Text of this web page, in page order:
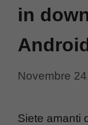
in
Novembre
Siete amanti